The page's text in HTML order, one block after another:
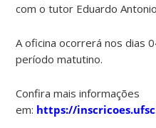
com o tutor Eduardo
A oficina ocorrerá nos dias
período matutino.
Confira mais informações
em: https://